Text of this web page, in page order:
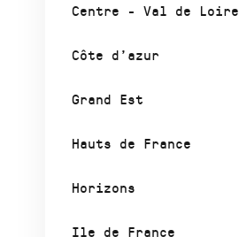
Centre - Val de Loire
Côte d’azur
Grand Est
Hauts de France
Horizons
Ile de France